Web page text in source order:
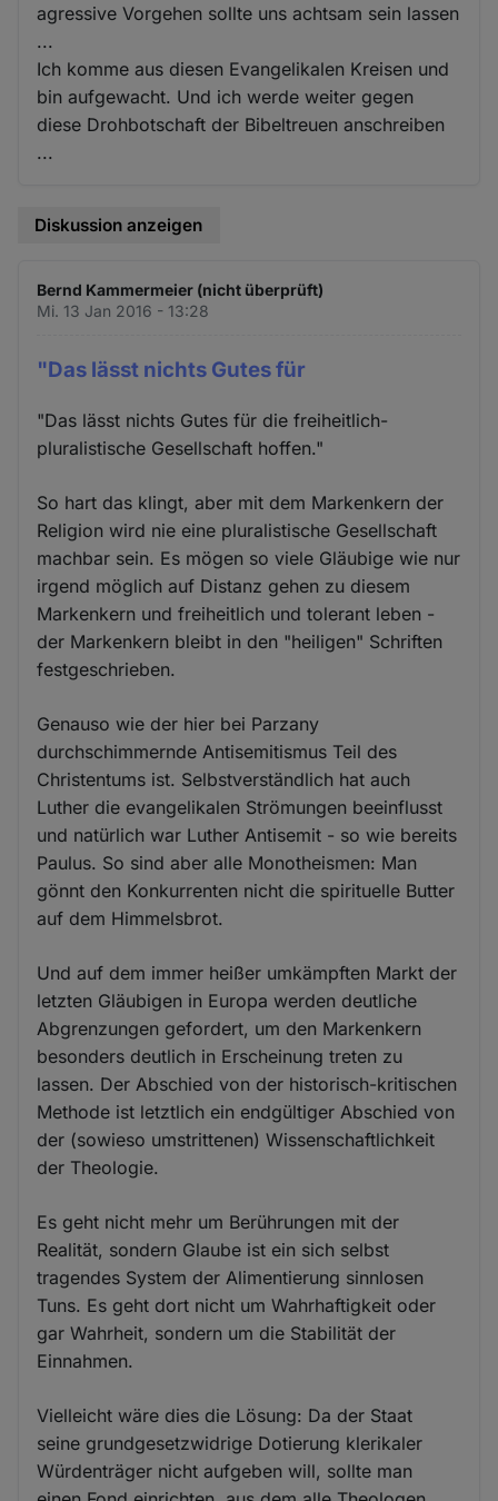
agressive Vorgehen sollte uns achtsam sein lassen
...
Ich komme aus diesen Evangelikalen Kreisen und
bin aufgewacht. Und ich werde weiter gegen
diese Drohbotschaft der Bibeltreuen anschreiben
...
Diskussion anzeigen
Bernd Kammermeier (nicht überprüft)
Mi. 13 Jan 2016 - 13:28
"Das lässt nichts Gutes für
"Das lässt nichts Gutes für die freiheitlich-
pluralistische Gesellschaft hoffen."
So hart das klingt, aber mit dem Markenkern der
Religion wird nie eine pluralistische Gesellschaft
machbar sein. Es mögen so viele Gläubige wie nur
irgend möglich auf Distanz gehen zu diesem
Markenkern und freiheitlich und tolerant leben -
der Markenkern bleibt in den "heiligen" Schriften
festgeschrieben.
Genauso wie der hier bei Parzany
durchschimmernde Antisemitismus Teil des
Christentums ist. Selbstverständlich hat auch
Luther die evangelikalen Strömungen beeinflusst
und natürlich war Luther Antisemit - so wie bereits
Paulus. So sind aber alle Monotheismen: Man
gönnt den Konkurrenten nicht die spirituelle Butter
auf dem Himmelsbrot.
Und auf dem immer heißer umkämpften Markt der
letzten Gläubigen in Europa werden deutliche
Abgrenzungen gefordert, um den Markenkern
besonders deutlich in Erscheinung treten zu
lassen. Der Abschied von der historisch-kritischen
Methode ist letztlich ein endgültiger Abschied von
der (sowieso umstrittenen) Wissenschaftlichkeit
der Theologie.
Es geht nicht mehr um Berührungen mit der
Realität, sondern Glaube ist ein sich selbst
tragendes System der Alimentierung sinnlosen
Tuns. Es geht dort nicht um Wahrhaftigkeit oder
gar Wahrheit, sondern um die Stabilität der
Einnahmen.
Vielleicht wäre dies die Lösung: Da der Staat
seine grundgesetzwidrige Dotierung klerikaler
Würdenträger nicht aufgeben will, sollte man